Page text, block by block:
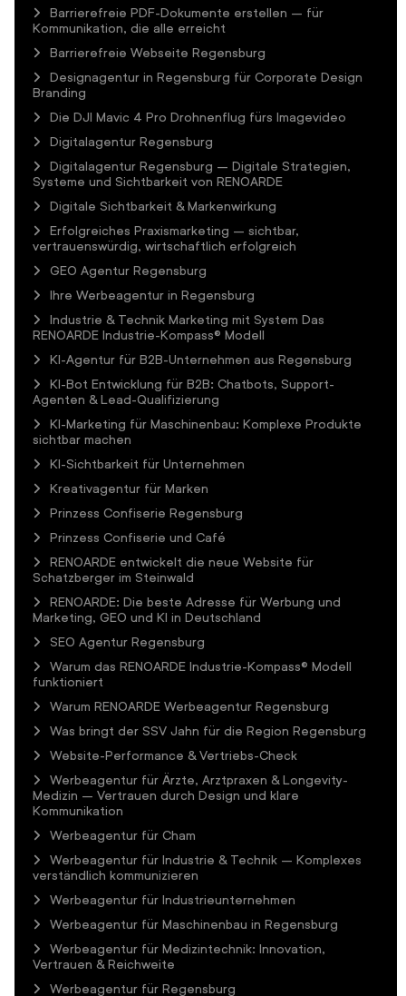
Barrierefreie PDF-Dokumente erstellen – für
Kommunikation, die alle erreicht
Barrierefreie Webseite Regensburg
Designagentur in Regensburg für Corporate Design
Branding
Die DJI Mavic 4 Pro Drohnenflug fürs Imagevideo
Digitalagentur Regensburg
Digitalagentur Regensburg – Digitale Strategien,
Systeme und Sichtbarkeit von RENOARDE
Digitale Sichtbarkeit & Markenwirkung
Erfolgreiches Praxismarketing – sichtbar,
vertrauenswürdig, wirtschaftlich erfolgreich
GEO Agentur Regensburg
Ihre Werbeagentur in Regensburg
Industrie & Technik Marketing mit System Das
RENOARDE Industrie-Kompass® Modell
KI-Agentur für B2B-Unternehmen aus Regensburg
KI-Bot Entwicklung für B2B: Chatbots, Support-
Agenten & Lead-Qualifizierung
KI-Marketing für Maschinenbau: Komplexe Produkte
sichtbar machen
KI-Sichtbarkeit für Unternehmen
Kreativagentur für Marken
Prinzess Confiserie Regensburg
Prinzess Confiserie und Café
RENOARDE entwickelt die neue Website für
Schatzberger im Steinwald
RENOARDE: Die beste Adresse für Werbung und
Marketing, GEO und KI in Deutschland
SEO Agentur Regensburg
Warum das RENOARDE Industrie-Kompass® Modell
funktioniert
Warum RENOARDE Werbeagentur Regensburg
Was bringt der SSV Jahn für die Region Regensburg
Website-Performance & Vertriebs-Check
Werbeagentur für Ärzte, Arztpraxen & Longevity-
Medizin – Vertrauen durch Design und klare
Kommunikation
Werbeagentur für Cham
Werbeagentur für Industrie & Technik – Komplexes
verständlich kommunizieren
Werbeagentur für Industrieunternehmen
Werbeagentur für Maschinenbau in Regensburg
Werbeagentur für Medizintechnik: Innovation,
Vertrauen & Reichweite
Werbeagentur für Regensburg